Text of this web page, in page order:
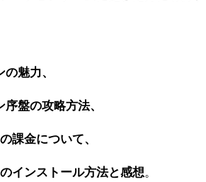
魅力、
盤の攻略方法、
課金について、
インストール方法と感想